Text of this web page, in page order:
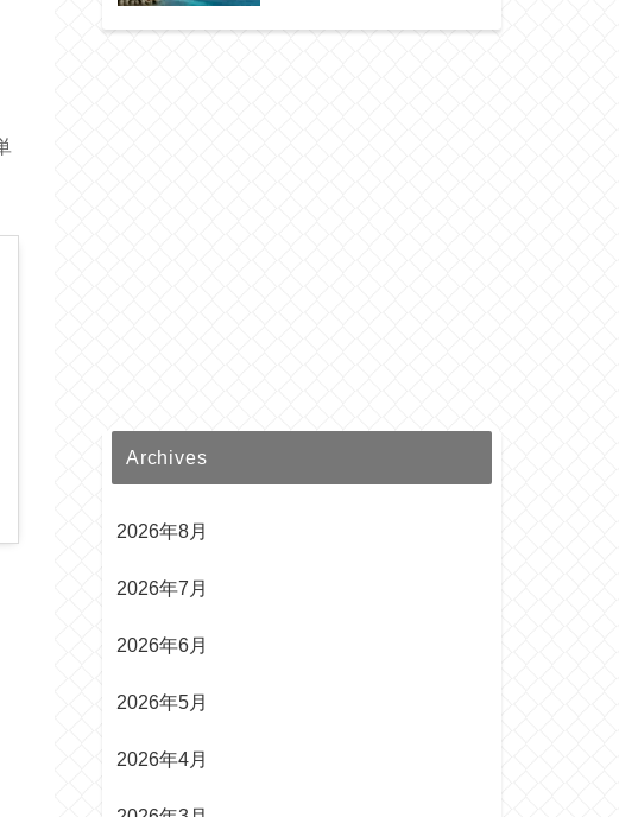
Archives
2026年8月
2026年7月
2026年6月
2026年5月
2026年4月